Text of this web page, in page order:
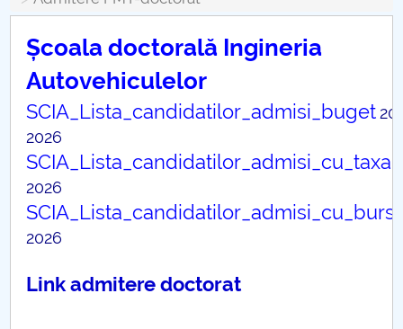
Centrul de Management al Proiectelor
Consiliul de Administratie
Nr. de telefon si adrese Facultăți
Admitere
Români de pretutindeni - ADMITERE
Școala doctorală Ingineria
Autovehiculelor
SCIA_Lista_candidatilor_admisi_buget
2026
SCIA_Lista_candidatilor_admisi_cu_taxa
2026
2026
Link admitere doctorat